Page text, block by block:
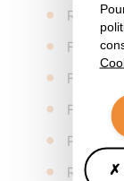
Riche
Faible
Faible
Faible
Pauvre
Riche